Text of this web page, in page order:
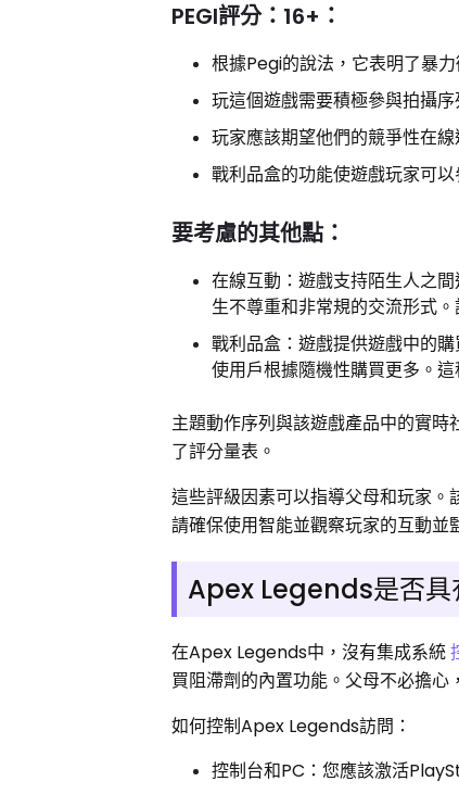
PEGI評分：16+：
根據Pegi的說法，它表明了暴
玩這個遊戲需要積極參與拍攝序
玩家應該期望他們的競爭性在
戰利品盒的功能使遊戲玩家可
要考慮的其他點：
在線互動：遊戲支持陌生人之
生不尊重和非常規的交流形式
戰利品盒：遊戲提供遊戲中的
使用戶根據隨機性購買更多。
主題動作序列與該遊戲產品中的實
了評分量表。
這些評級因素可以指導父母和玩家。
請確保使用智能並觀察玩家的互動並
Apex Legends是否具
在Apex Legends中，沒有集成系統
買阻滯劑的內置功能。父母不必擔心
如何控制Apex Legends訪問：
控制台和PC：您應該激活